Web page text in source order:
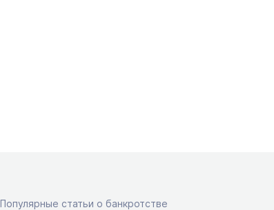
Популярные статьи о банкротстве